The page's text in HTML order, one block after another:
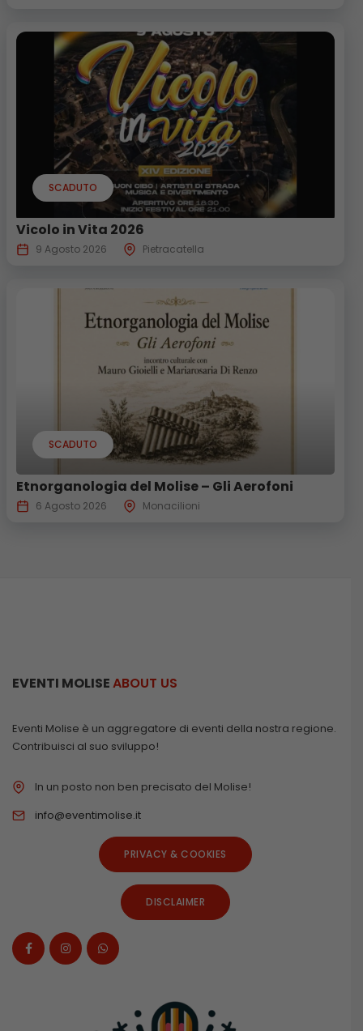
SCADUTO
Vicolo in Vita 2026
9 Agosto 2026 Pietracatella
SCADUTO
Etnorganologia del Molise – Gli Aerofoni
6 Agosto 2026 Monacilioni
EVENTI MOLISEABOUT US
Eventi Molise è un aggregatore di eventi della nostra regione.
Contribuisci al suo sviluppo!
In un posto non ben precisato del Molise!
info@eventimolise.it
PRIVACY & COOKIES
DISCLAIMER